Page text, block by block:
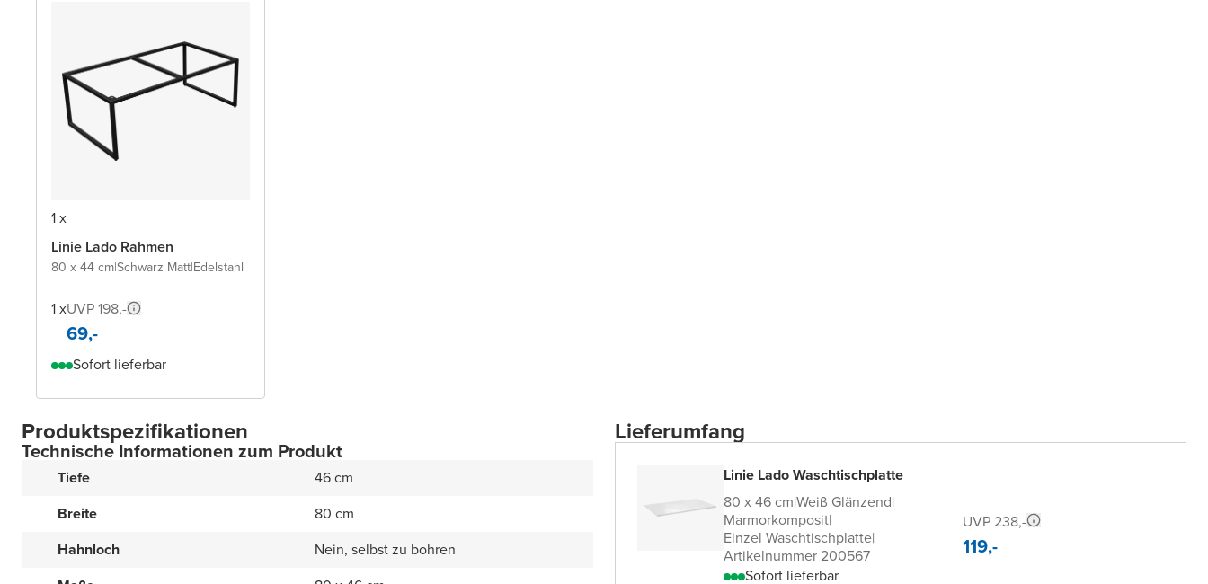
1 x
Linie Lado Rahmen
80 x 44 cm|Schwarz Matt|Edelstahl
1 xUVP 198,-
69,-
Sofort lieferbar
Produktspezifikationen
Technische Informationen zum Produkt
Tiefe
46 cm
Breite
80 cm
Hahnloch
Nein, selbst zu bohren
Lieferumfang
Linie Lado Waschtischplatte
80 x 46 cm|Weiß Glänzend|
Marmorkomposit|
Einzel Waschtischplatte|
Artikelnummer 200567
Sofort lieferbar
UVP 238,-
119,-